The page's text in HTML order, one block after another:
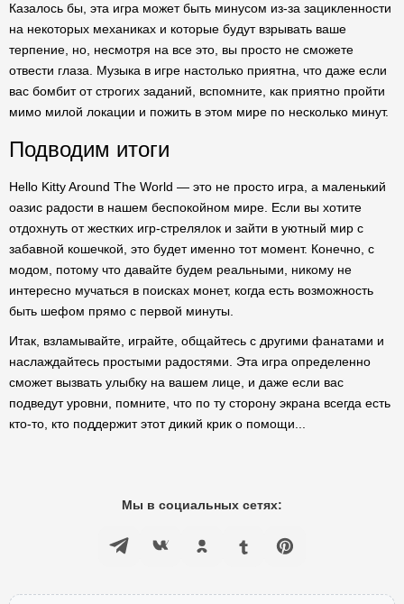
Казалось бы, эта игра может быть минусом из-за зацикленности
на некоторых механиках и которые будут взрывать ваше
терпение, но, несмотря на все это, вы просто не сможете
отвести глаза. Музыка в игре настолько приятна, что даже если
вас бомбит от строгих заданий, вспомните, как приятно пройти
мимо милой локации и пожить в этом мире по несколько минут.
Подводим итоги
Hello Kitty Around The World — это не просто игра, а маленький
оазис радости в нашем беспокойном мире. Если вы хотите
отдохнуть от жестких игр-стрелялок и зайти в уютный мир с
забавной кошечкой, это будет именно тот момент. Конечно, с
модом, потому что давайте будем реальными, никому не
интересно мучаться в поисках монет, когда есть возможность
быть шефом прямо с первой минуты.
Итак, взламывайте, играйте, общайтесь с другими фанатами и
наслаждайтесь простыми радостями. Эта игра определенно
сможет вызвать улыбку на вашем лице, и даже если вас
подведут уровни, помните, что по ту сторону экрана всегда есть
кто-то, кто поддержит этот дикий крик о помощи...
Мы в социальных сетях: